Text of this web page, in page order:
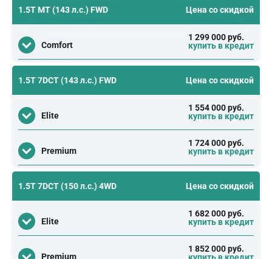
1.5T MT (143 л.с.) FWD Цена со скидкой
Comfort
1 299 000 руб.
купить в кредит
1.5T 7DCT (143 л.с.) FWD Цена со скидкой
Elite
1 554 000 руб.
купить в кредит
Premium
1 724 000 руб.
купить в кредит
1.5T 7DCT (150 л.с.) 4WD Цена со скидкой
Elite
1 682 000 руб.
купить в кредит
Premium
1 852 000 руб.
купить в кредит